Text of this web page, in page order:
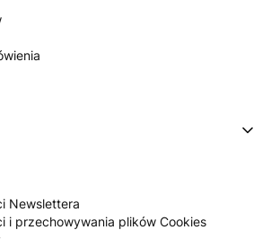
Newslettera
i przechowywania plików Cookies